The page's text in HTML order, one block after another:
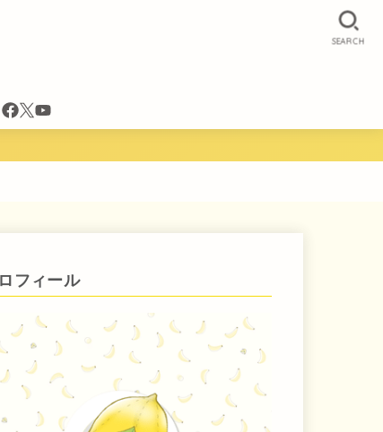
SEARCH
フィール